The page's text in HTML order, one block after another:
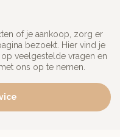
of je aankoop, zorg er
bezoekt. Hier vind je
veelgestelde vragen en
ons op te nemen.